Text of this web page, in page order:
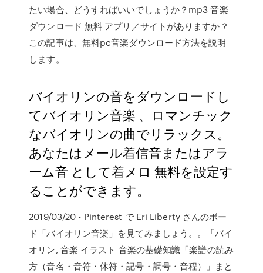
たい場合、どうすればいいでしょうか？mp3 音楽
ダウンロード 無料 アプリ／サイトがありますか？
この記事は、無料pc音楽ダウンロード方法を説明
します。
バイオリンの音をダウンロードし
てバイオリン音楽 、ロマンチック
なバイオリンの曲でリラックス。
あなたはメール着信音またはアラ
ーム音 として着メロ 無料を設定す
ることができます。
2019/03/20 - Pinterest で Eri Liberty さんのボー
ド「バイオリン音楽」を見てみましょう。。「バイ
オリン, 音楽 イラスト 音楽の基礎知識「楽譜の読み
方（音名・音符・休符・記号・調号・音程）」まと